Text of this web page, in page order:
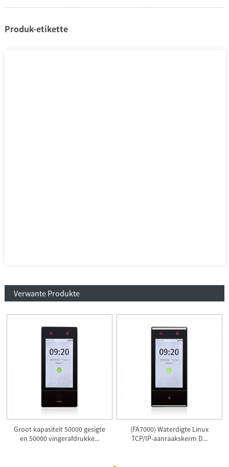
Produk-etikette
Verwante Produkte
Groot kapasiteit 50000 gesigte
en 50000 vingerafdrukke...
(FA7000) Waterdigte Linux
TCP/IP-aanraakskerm D...